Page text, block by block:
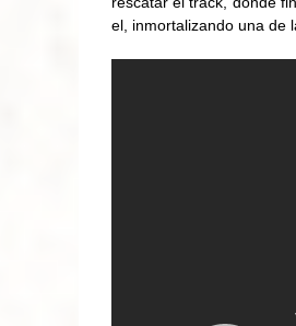
el, inmortalizando una de